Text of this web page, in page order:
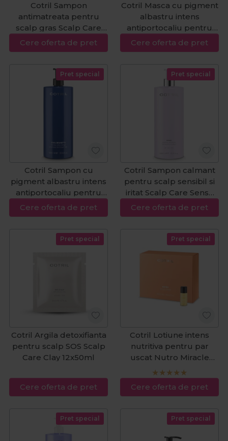
Cotril Sampon
antimatreata pentru
scalp gras Scalp Care
Purity Oil 1000ml
Cere oferta de pret
Cotril Masca cu pigment
albastru intens
antiportocaliu pentru
par saten Cool Brunette
Intense 500ml
Cere oferta de pret
Pret special
Cotril Sampon cu
pigment albastru intens
antiportocaliu pentru
par saten Cool Brunette
Intense 1000ml
Cere oferta de pret
Pret special
Cotril Sampon calmant
pentru scalp sensibil si
iritat Scalp Care Sense
1000ml
Cere oferta de pret
Pret special
Cotril Argila detoxifianta
pentru scalp SOS Scalp
Care Clay 12x50ml
Cere oferta de pret
Pret special
Cotril Lotiune intens
nutritiva pentru par
uscat Nutro Miracle
Potion 10 fiolex12ml
Cere oferta de pret
Pret special Pret special